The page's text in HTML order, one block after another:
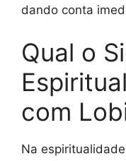
dando conta
Qual o
com
Na